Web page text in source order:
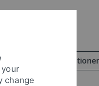
change